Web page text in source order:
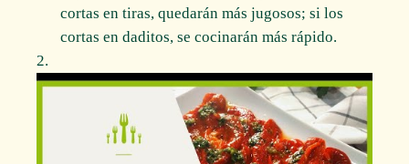
cortas en tiras, quedarán más jugosos; si los
cortas en daditos, se cocinarán más rápido.